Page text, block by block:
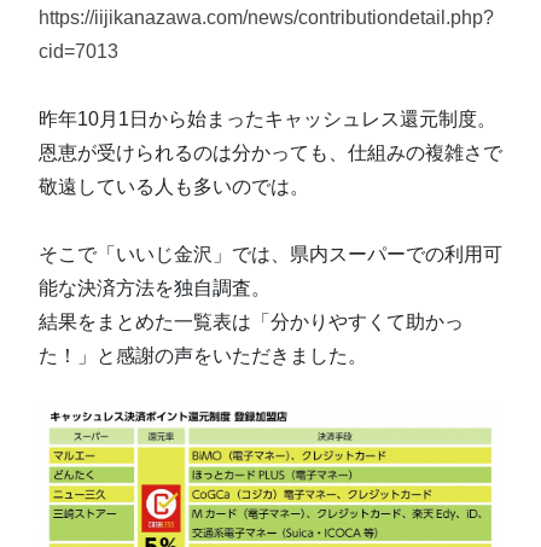
https://iijikanazawa.com/news/contributiondetail.php?
cid=7013
昨年10月1日から始まったキャッシュレス還元制度。
恩恵が受けられるのは分かっても、仕組みの複雑さで
敬遠している人も多いのでは。
そこで「いいじ金沢」では、県内スーパーでの利用可
能な決済方法を独自調査。
結果をまとめた一覧表は「分かりやすくて助かっ
た！」と感謝の声をいただきました。